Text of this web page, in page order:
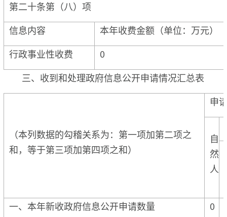
第二十条第（八）项
信息内容
本年收费金额（单位：万元）
行政事业性收费
0
三、收到和处理政府信息公开申请情况汇总表
（本列数据的勾稽关系为：第一项加第二项之
和，等于第三项加第四项之和）
申
自
然
人
一、本年新收政府信息公开申请数量
0